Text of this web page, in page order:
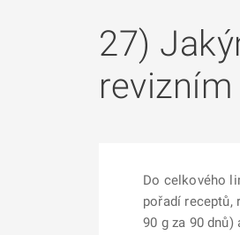
27)
Do celkového
pořadí receptů,
90 g za 90